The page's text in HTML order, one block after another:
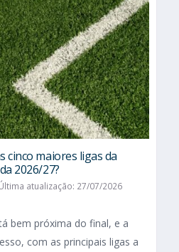
cinco maiores ligas da
2026/27?
atualização: 27/07/2026
bem próxima do final, e a
com as principais ligas a